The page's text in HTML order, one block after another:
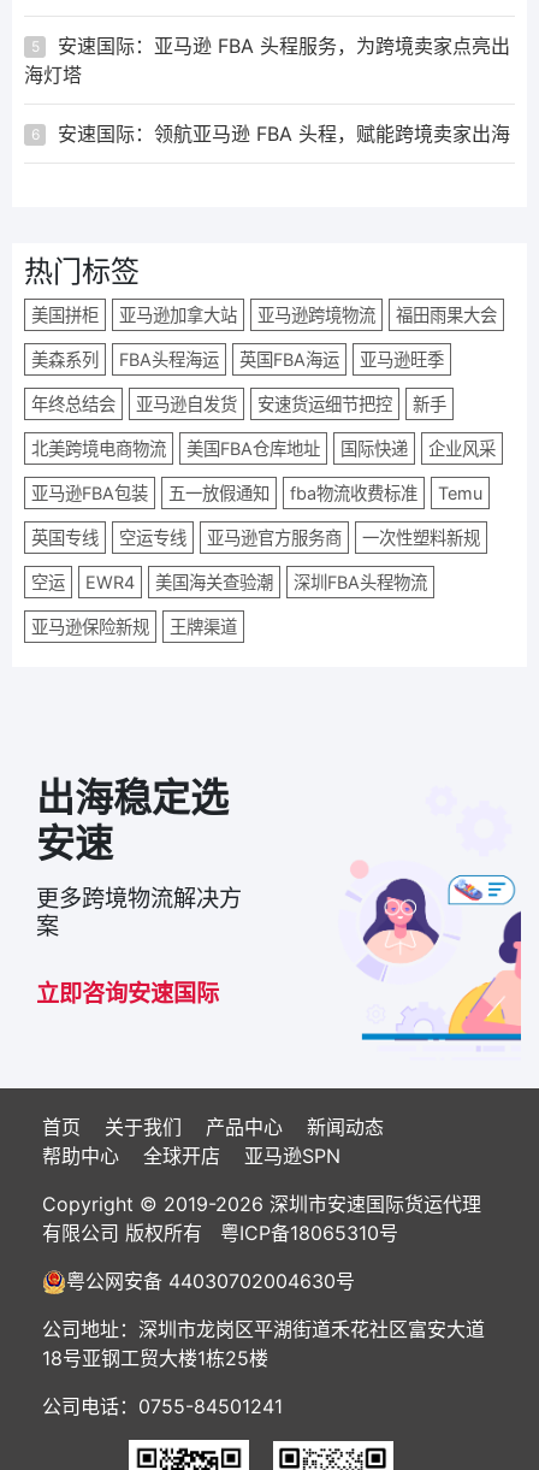
5
安速国际：亚马逊 FBA 头程服务，为跨境卖家点亮出
海灯塔
6 安速国际：领航亚马逊 FBA 头程，赋能跨境卖家出海
热门标签
美国拼柜 亚马逊加拿大站 亚马逊跨境物流 福田雨果大会
美森系列 FBA头程海运 英国FBA海运 亚马逊旺季
年终总结会 亚马逊自发货 安速货运细节把控 新手
北美跨境电商物流 美国FBA仓库地址 国际快递 企业风采
亚马逊FBA包装 五一放假通知 fba物流收费标准 Temu
英国专线 空运专线 亚马逊官方服务商 一次性塑料新规
空运 EWR4 美国海关查验潮 深圳FBA头程物流
亚马逊保险新规 王牌渠道
出海稳定选
安速
更多跨境物流解决方
案
立即咨询安速国际
首页 关于我们 产品中心
新闻动态
帮助中心
全球开店
亚马逊SPN
Copyright © 2019-2026 深圳市安速国际货运代理
有限公司 版权所有 粤ICP备18065310号
粤公网安备 44030702004630号
公司地址：深圳市龙岗区平湖街道禾花社区富安大道
18号亚钢工贸大楼1栋25楼
公司电话：0755-84501241